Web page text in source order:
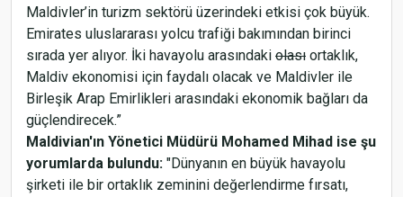
Maldivler’in turizm sektörü üzerindeki etkisi çok büyük.
Emirates uluslararası yolcu trafiği bakımından birinci
sırada yer alıyor. İki havayolu arasındaki olası ortaklık,
Maldiv ekonomisi için faydalı olacak ve Maldivler ile
Birleşik Arap Emirlikleri arasındaki ekonomik bağları da
güçlendirecek.”
Maldivian'ın Yönetici Müdürü Mohamed Mihad ise şu
yorumlarda bulundu: "Dünyanın en büyük havayolu
şirketi ile bir ortaklık zeminini değerlendirme fırsatı,